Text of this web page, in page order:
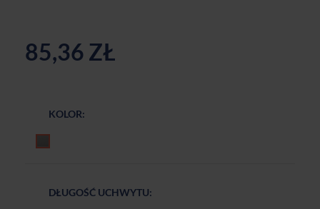
85,36 ZŁ
KOLOR:
DŁUGOŚĆ UCHWYTU: